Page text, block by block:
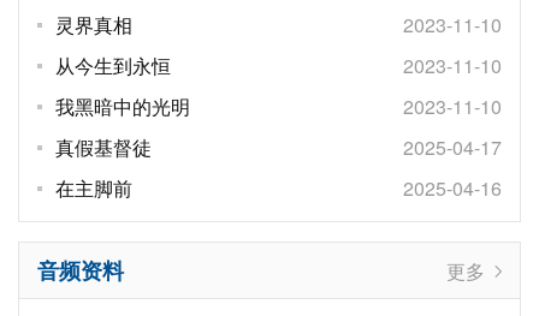
灵界真相
2023-11-10
从今生到永恒
2023-11-10
我黑暗中的光明
2023-11-10
真假基督徒
2025-04-17
在主脚前
2025-04-16
音频资料 更多